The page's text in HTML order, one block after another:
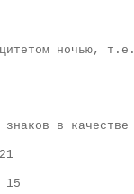
ночью,
знаков в
15